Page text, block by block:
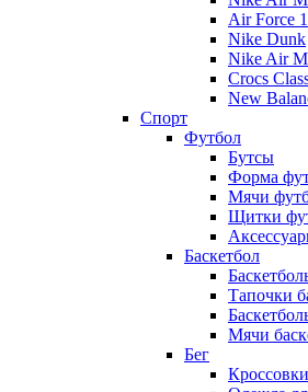
Air Force 1
Nike Dunk
Nike Air
Crocs
New
Спорт
Футбол
Бутсы
Форма
Мячи
Щитки
Баскетбол
Тапочки
Мячи
Бег